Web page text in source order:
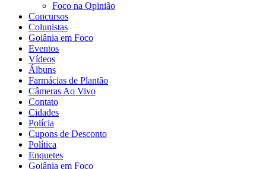
Foco na Opinião
Concursos
Colunistas
Goiânia em Foco
Eventos
Vídeos
Álbuns
Farmácias de Plantão
Câmeras Ao Vivo
Contato
Cidades
Polícia
Cupons de Desconto
Política
Enquetes
Goiânia em Foco